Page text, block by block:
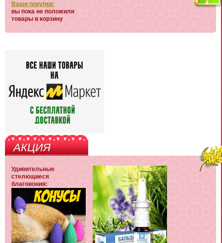
Ваши покупки:
вы пока не положили
товары в корзину
АКЦИЯ
Удивительные
стелющиеся
благовония: